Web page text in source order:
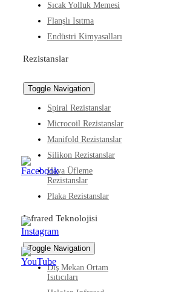
Sıcak Yolluk Memesi
Flanşlı Isıtma
Endüstri Kimyasalları
Rezistanslar
Toggle Navigation
Spiral Rezistanslar
Microcoil Rezistanslar
Manifold Rezistanslar
Silikon Rezistanslar
Hava Üfleme
Rezistanslar
Plaka Rezistanslar
Infrared Teknolojisi
Toggle Navigation
Dış Mekan Ortam
Isıtıcıları